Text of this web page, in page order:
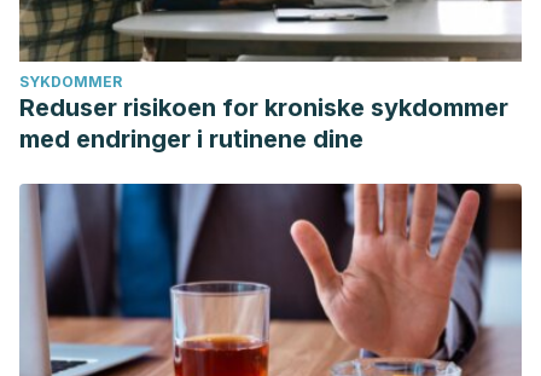
SYKDOMMER
Reduser risikoen for kroniske sykdommer
med endringer i rutinene dine